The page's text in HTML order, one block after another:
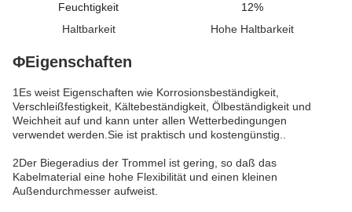
Feuchtigkeit
12%
Haltbarkeit
Hohe Haltbarkeit
ΦEigenschaften
1Es weist Eigenschaften wie Korrosionsbeständigkeit,
Verschleißfestigkeit, Kältebeständigkeit, Ölbeständigkeit und
Weichheit auf und kann unter allen Wetterbedingungen
verwendet werden.Sie ist praktisch und kostengünstig..
2Der Biegeradius der Trommel ist gering, so daß das
Kabelmaterial eine hohe Flexibilität und einen kleinen
Außendurchmesser aufweist.